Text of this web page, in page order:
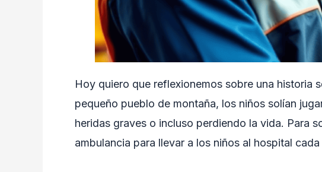
Hoy quiero que reflexionemos sobre una historia
pequeño pueblo de montaña, los niños solían
heridas graves o incluso perdiendo la vida. Para
ambulancia para llevar a los niños al hospital